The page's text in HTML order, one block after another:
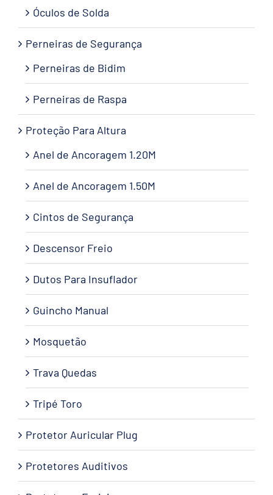
Óculos de Solda
Perneiras de Segurança
Perneiras de Bidim
Perneiras de Raspa
Proteção Para Altura
Anel de Ancoragem 1.20M
Anel de Ancoragem 1.50M
Cintos de Segurança
Descensor Freio
Dutos Para Insuflador
Guincho Manual
Mosquetão
Trava Quedas
Tripé Toro
Protetor Auricular Plug
Protetores Auditivos